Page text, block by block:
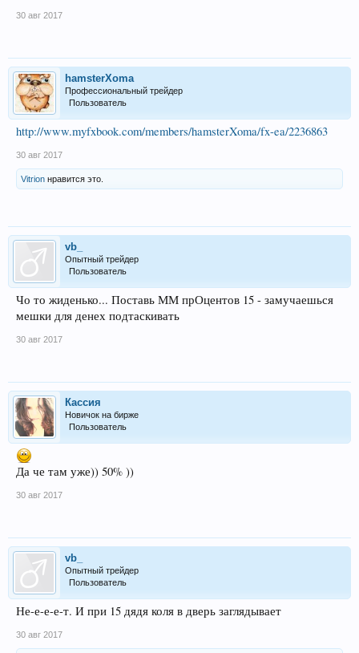
30 авг 2017
hamsterXoma
Профессиональный трейдер
Пользователь
http://www.myfxbook.com/members/hamsterXoma/fx-ea/2236863
30 авг 2017
Vitrion нравится это.
vb_
Опытный трейдер
Пользователь
Чо то жиденько... Поставь ММ прОцентов 15 - замучаешься
мешки для денех подтаскивать
30 авг 2017
Кассия
Новичок на бирже
Пользователь
Да че там уже)) 50% ))
30 авг 2017
vb_
Опытный трейдер
Пользователь
Не-е-е-е-т. И при 15 дядя коля в дверь заглядывает
30 авг 2017